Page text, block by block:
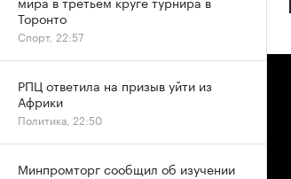
Торонто
Спорт, 22:57
РПЦ ответила на призыв уйти из
Африки
Политика, 22:50
Минпромторг сообщил об изучении